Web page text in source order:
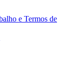
e Termos de